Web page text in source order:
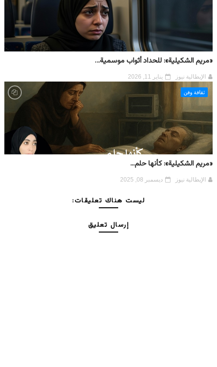
«مريم الشكيلية»: للحداد أثواب موسمية…
الإيطالية نيوز يناير 11, 2026
ثقافة وفن
«مريم الشكيلية»: كأنها حلم...
الإيطالية نيوز ديسمبر 08, 2025
ليست هناك تعليقات:
إرسال تعليق